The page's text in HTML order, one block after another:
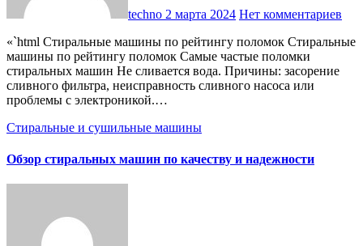
techno 2 марта 2024 Нет комментариев
«`html Стиральные машины по рейтингу поломок Стиральные
машины по рейтингу поломок Самые частые поломки
стиральных машин Не сливается вода. Причины: засорение
сливного фильтра, неисправность сливного насоса или
проблемы с электроникой.…
Стиральные и сушильные машины
Обзор стиральных машин по качеству и надежности